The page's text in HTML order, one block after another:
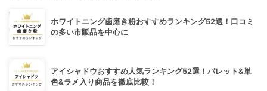
ホワイトニング歯磨き粉おすすめランキング52選！口コミ
の多い市販品を中心に
アイシャドウおすすめ人気ランキング52選！パレット&単
色&ラメ入り商品を徹底比較！